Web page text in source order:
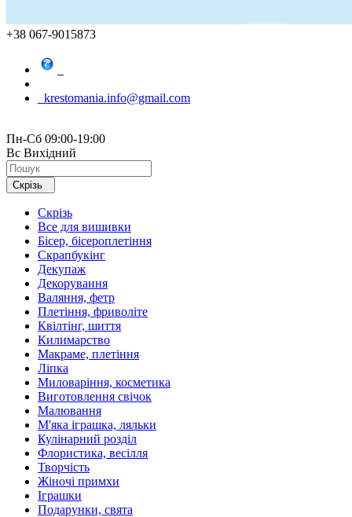
+38 067-9015873
krestomania.info@gmail.com
Пн-Сб 09:00-19:00
Вс Вихідний
Скрізь
Скрізь
Все для вишивки
Бісер, бісероплетіння
Скрапбукінг
Декупаж
Декорування
Валяння, фетр
Плетіння, фриволіте
Квілтінг, шиття
Килимарство
Макраме, плетіння
Ліпка
Миловаріння, косметика
Виготовлення свічок
Малювання
М'яка іграшка, ляльки
Кулінарний розділ
Флористика, весілля
Творчість
Жіночі примхи
Іграшки
Подарунки, свята